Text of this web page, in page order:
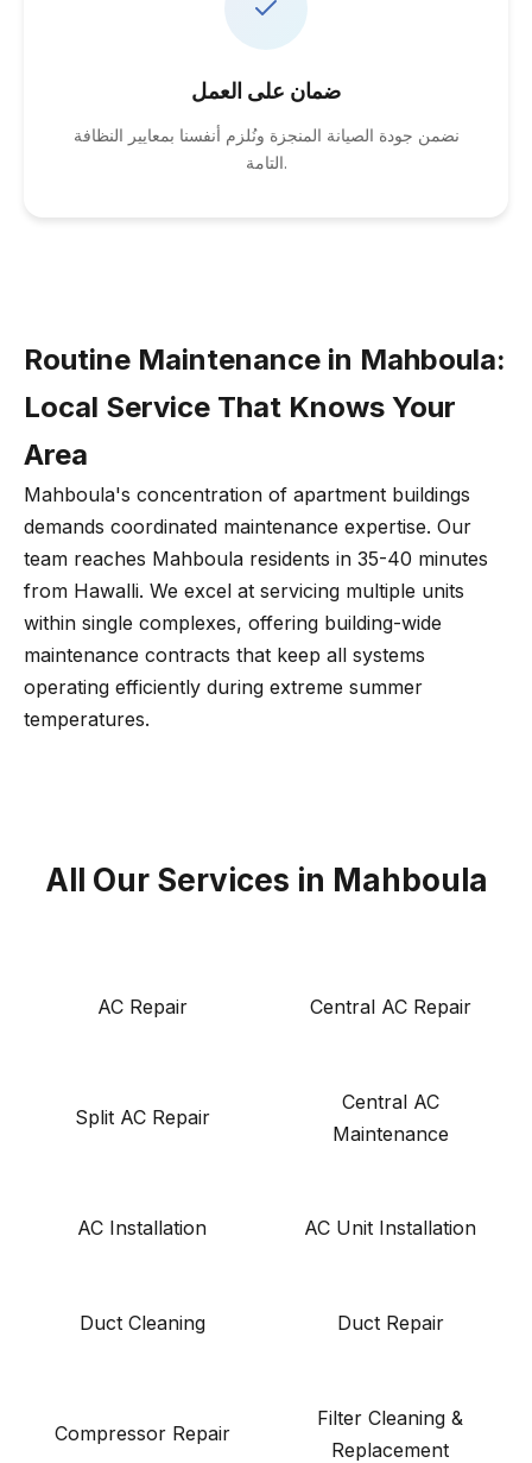
ضمان على العمل
نضمن جودة الصيانة المنجزة ونُلزم أنفسنا بمعايير النظافة
التامة.
Routine Maintenance in Mahboula:
Local Service That Knows Your
Area
Mahboula's concentration of apartment buildings
demands coordinated maintenance expertise. Our
team reaches Mahboula residents in 35-40 minutes
from Hawalli. We excel at servicing multiple units
within single complexes, offering building-wide
maintenance contracts that keep all systems
operating efficiently during extreme summer
temperatures.
All Our Services in Mahboula
AC Repair Central AC Repair
Split AC Repair
Central AC
Maintenance
AC Installation AC Unit Installation
Duct Cleaning Duct Repair
Compressor Repair
Filter Cleaning &
Replacement